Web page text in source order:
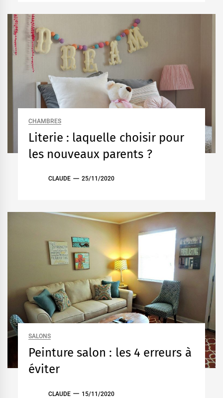
CHAMBRES
Literie : laquelle choisir pour
les nouveaux parents ?
CLAUDE 25/11/2020
SALONS
Peinture salon : les 4 erreurs à
éviter
CLAUDE 15/11/2020